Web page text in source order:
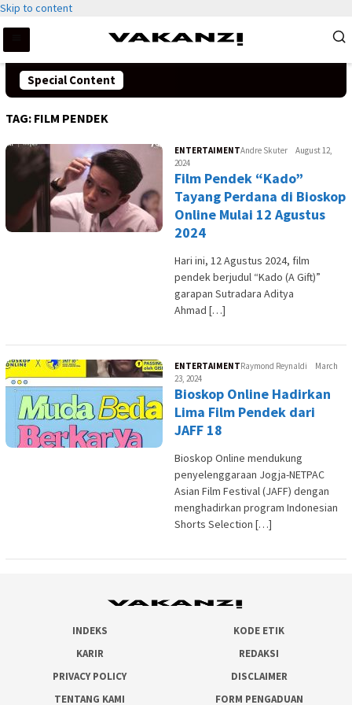
Skip to content
Special Content
TAG: FILM PENDEK
ENTERTAIMENTAndre Skuter
August 12,
2024
Film Pendek “Kado”
Tayang Perdana di Bioskop
Online Mulai 12 Agustus
2024
Hari ini, 12 Agustus 2024, film
pendek berjudul “Kado (A Gift)”
garapan Sutradara Aditya
Ahmad […]
ENTERTAIMENTRaymond Reynaldi
March
23, 2024
Bioskop Online Hadirkan
Lima Film Pendek dari
JAFF 18
Bioskop Online mendukung
penyelenggaraan Jogja-NETPAC
Asian Film Festival (JAFF) dengan
menghadirkan program Indonesian
Shorts Selection […]
INDEKS
KODE ETIK
KARIR
REDAKSI
PRIVACY POLICY
DISCLAIMER
TENTANG KAMI
FORM PENGADUAN